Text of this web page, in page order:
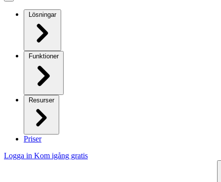
Lösningar
Funktioner
Resurser
Priser
Logga in Kom igång gratis